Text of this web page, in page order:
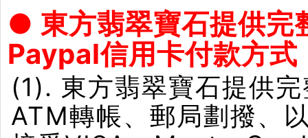
● 東方翡翠寶石提供完
Paypal信用卡付款方式
(1). 東方翡翠寶石提供
ATM轉帳、郵局劃撥、